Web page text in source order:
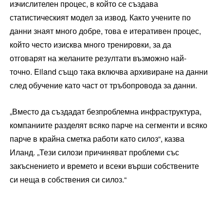
изчислителен процес, в който се създава
статистическият модел за извод. Както учените по
данни знаят много добре, това е итеративен процес,
който често изисква много тренировки, за да
отговарят на желаните резултати възможно най-
точно. Eiland също така включва архивиране на данни
след обучение като част от тръбопровода за данни.
„Вместо да създадат безпроблемна инфраструктура,
компаниите разделят всяко парче на сегменти и всяко
парче в крайна сметка работи като силоз“, казва
Иланд. „Тези силози причиняват проблеми със
закъснението и времето и всеки върши собствените
си неща в собствения си силоз.“